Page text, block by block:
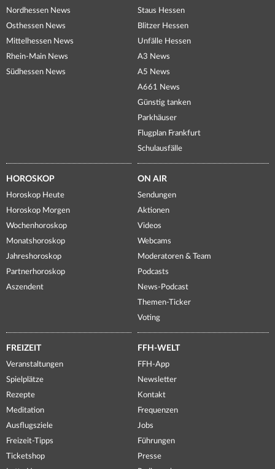
Nordhessen News
Osthessen News
Mittelhessen News
Rhein-Main News
Südhessen News
Staus Hessen
Blitzer Hessen
Unfälle Hessen
A3 News
A5 News
A661 News
Günstig tanken
Parkhäuser
Flugplan Frankfurt
Schulausfälle
HOROSKOP
Horoskop Heute
Horoskop Morgen
Wochenhoroskop
Monatshoroskop
Jahreshoroskop
Partnerhoroskop
Aszendent
ON AIR
Sendungen
Aktionen
Videos
Webcams
Moderatoren & Team
Podcasts
News-Podcast
Themen-Ticker
Voting
FREIZEIT
Veranstaltungen
Spielplätze
Rezepte
Meditation
Ausflugsziele
Freizeit-Tipps
Ticketshop
FFH-WELT
FFH-App
Newsletter
Kontakt
Frequenzen
Jobs
Führungen
Presse